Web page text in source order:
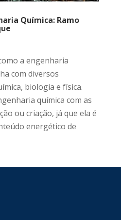
Química: Ramo
a engenharia
com diversos
biologia e física.
química com as
ou criação, já que ela é
energético de